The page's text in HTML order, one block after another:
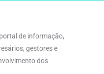
de informação,
gestores e
dos